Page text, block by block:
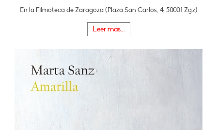
En la Filmoteca de Zaragoza (Plaza San Carlos, 4, 50001 Zgz)
Leer más...